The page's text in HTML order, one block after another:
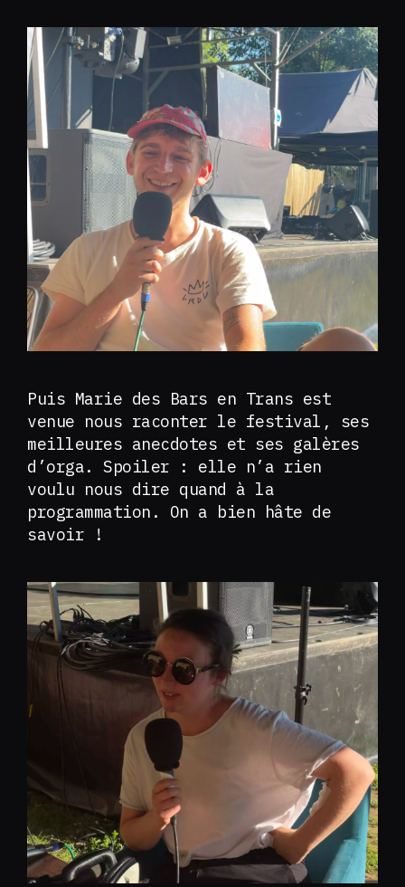
Puis Marie des Bars en Trans est
venue nous raconter le festival, ses
meilleures anecdotes et ses galères
d’orga. Spoiler : elle n’a rien
voulu nous dire quand à la
programmation. On a bien hâte de
savoir !